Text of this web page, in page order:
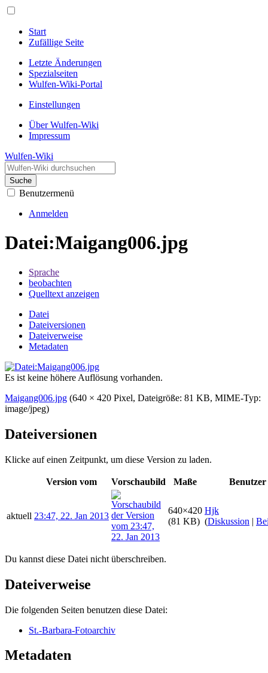
Start
Zufällige Seite
Letzte Änderungen
Spezialseiten
Wulfen-Wiki-Portal
Einstellungen
Über Wulfen-Wiki
Impressum
Wulfen-Wiki
Suche
Benutzermenü
Anmelden
Datei:Maigang006.jpg
Sprache
beobachten
Quelltext anzeigen
Datei
Dateiversionen
Dateiverweise
Metadaten
Es ist keine höhere Auflösung vorhanden.
Maigang006.jpg (640 × 420 Pixel, Dateigröße: 81 KB, MIME-Typ:
image/jpeg)
Dateiversionen
Klicke auf einen Zeitpunkt, um diese Version zu laden.
Version vom Vorschaubild Maße Benutzer
aktuell 23:47, 22. Jan 2013
640×420
(81 KB)
Hjk
(Diskussion |
Du kannst diese Datei nicht überschreiben.
Dateiverweise
Die folgenden Seiten benutzen diese Datei:
St.-Barbara-Fotoarchiv
Metadaten